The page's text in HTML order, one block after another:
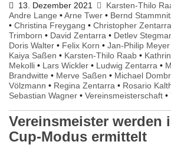
13. Dezember 2021 Karsten-Thilo
Andre Lange •Arne Twer • Bernd
• Christina Freygang • Christopher Zentarra
Trimborn • David Zentarra • Detlev
Doris Walter • Felix Korn • Jan-Philip Meyer
Kaiya Saßen • Karsten-Thilo Raab •
Mekolli • Lars Wickler • Ludwig Zentarra •
Brandwitte • Merve Saßen • Michael
Völzmann • Regina Zentarra • Rosario
Sebastian Wagner • Vereinsmeisterschaft •
Vereinsmeister werden
Cup-Modus ermittelt